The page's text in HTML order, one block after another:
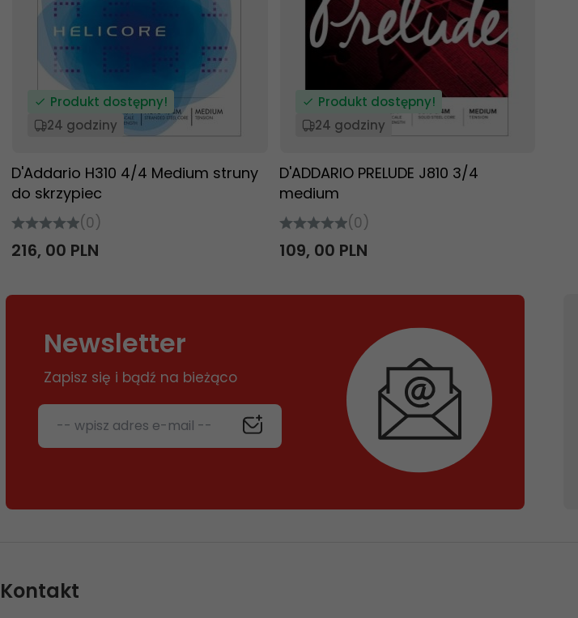
Produkt dostępny!
24 godziny
D'Addario H310 4/4 Medium struny
do skrzypiec
(0)
216, 00 PLN
Produkt dostępny!
24 godziny
D'ADDARIO PRELUDE J810 3/4
medium
(0)
109, 00 PLN
Newsletter
Zapisz się i bądź na bieżąco
-- wpisz adres e-mail --
Kontakt